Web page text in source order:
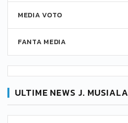
MEDIA VOTO
FANTA MEDIA
ULTIME NEWS J. MUSIALA